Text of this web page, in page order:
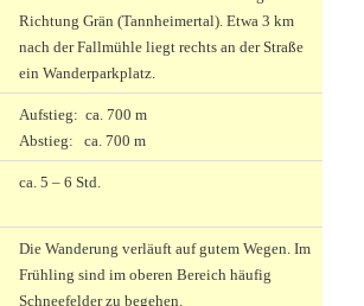
Richtung Grän (Tannheimertal). Etwa 3 km
nach der Fallmühle liegt rechts an der Straße
ein Wanderparkplatz.
Aufstieg: ca. 700 m
Abstieg: ca. 700 m
ca. 5 – 6 Std.
Die Wanderung verläuft auf gutem Wegen. Im
Frühling sind im oberen Bereich häufig
Schneefelder zu begehen.